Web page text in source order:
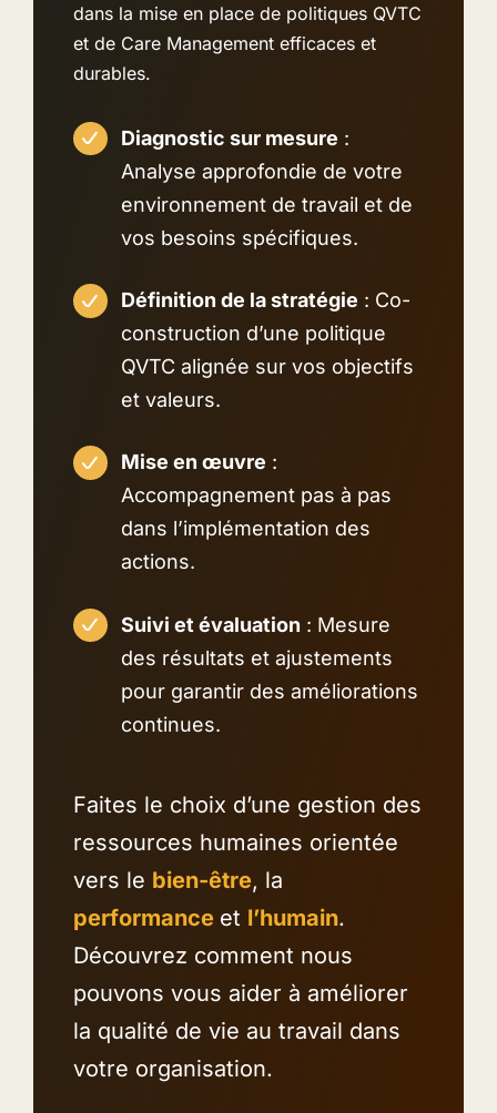
dans la mise en place de politiques QVTC
et de Care Management efficaces et
durables.
Diagnostic sur mesure :
Analyse approfondie de votre
environnement de travail et de
vos besoins spécifiques.
Définition de la stratégie : Co-
construction d’une politique
QVTC alignée sur vos objectifs
et valeurs.
Mise en œuvre :
Accompagnement pas à pas
dans l’implémentation des
actions.
Suivi et évaluation : Mesure
des résultats et ajustements
pour garantir des améliorations
continues.
Faites le choix d’une gestion des
ressources humaines orientée
vers le bien-être, la
performance et l’humain.
Découvrez comment nous
pouvons vous aider à améliorer
la qualité de vie au travail dans
votre organisation.